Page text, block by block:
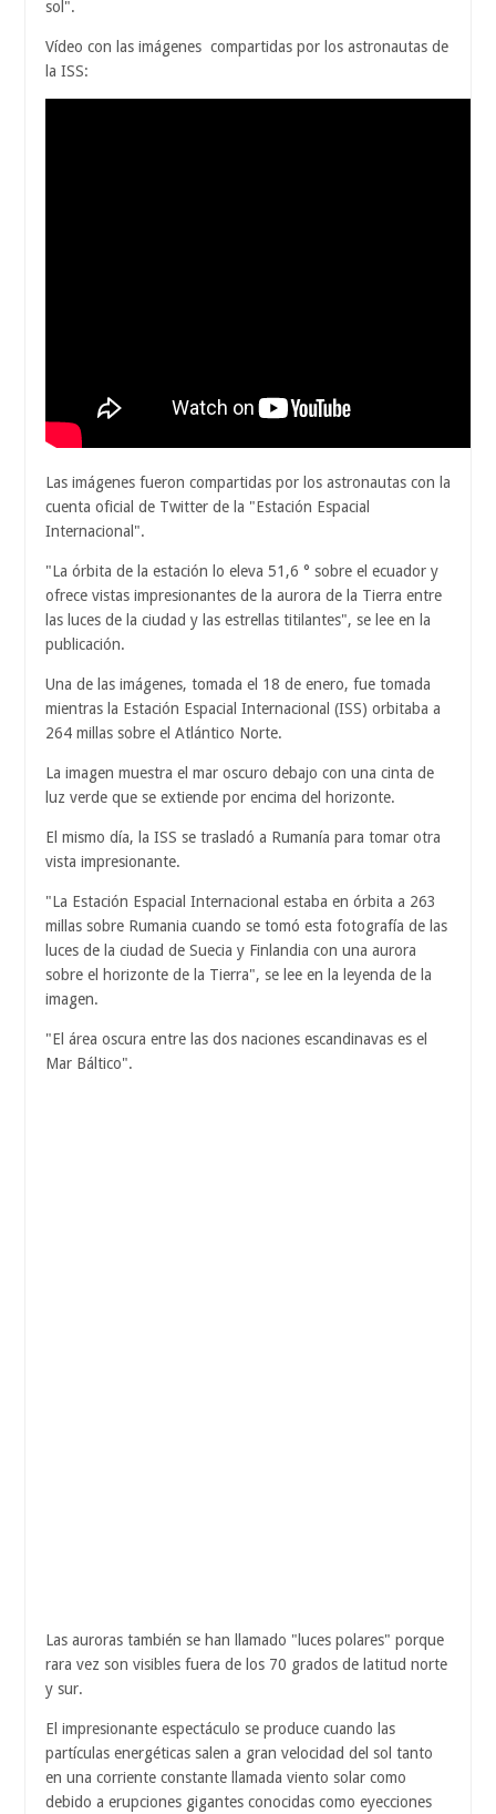
sol".
Vídeo con las imágenes compartidas por los astronautas de
la ISS:
Las imágenes fueron compartidas por los astronautas con la
cuenta oficial de Twitter de la "Estación Espacial
Internacional".
"La órbita de la estación lo eleva 51,6 ° sobre el ecuador y
ofrece vistas impresionantes de la aurora de la Tierra entre
las luces de la ciudad y las estrellas titilantes", se lee en la
publicación.
Una de las imágenes, tomada el 18 de enero, fue tomada
mientras la Estación Espacial Internacional (ISS) orbitaba a
264 millas sobre el Atlántico Norte.
La imagen muestra el mar oscuro debajo con una cinta de
luz verde que se extiende por encima del horizonte.
El mismo día, la ISS se trasladó a Rumanía para tomar otra
vista impresionante.
"La Estación Espacial Internacional estaba en órbita a 263
millas sobre Rumania cuando se tomó esta fotografía de las
luces de la ciudad de Suecia y Finlandia con una aurora
sobre el horizonte de la Tierra", se lee en la leyenda de la
imagen.
"El área oscura entre las dos naciones escandinavas es el
Mar Báltico".
Las auroras también se han llamado "luces polares" porque
rara vez son visibles fuera de los 70 grados de latitud norte
y sur.
El impresionante espectáculo se produce cuando las
partículas energéticas salen a gran velocidad del sol tanto
en una corriente constante llamada viento solar como
debido a erupciones gigantes conocidas como eyecciones